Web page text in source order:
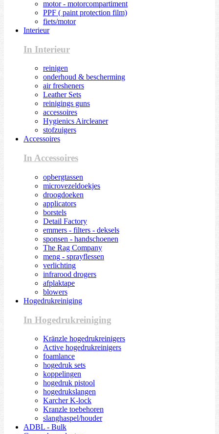
motor - motorcompartiment
PPF ( paint protection film)
fiets/motor
Interieur
In Interieur
reinigen
onderhoud & bescherming
air fresheners
Leather Sets
reinigings guns
accessoires
Hygienics Aircleaner
stofzuigers
Accessoires
In Accessoires
opbergtassen
microvezeldoekjes
droogdoeken
applicators
borstels
Detail Factory
emmers - filters - deksels
sponsen - handschoenen
The Rag Company
meng - sprayflessen
verlichting
infrarood drogers
afplaktape
blowers
Hogedrukreiniging
In Hogedrukreiniging
Kränzle hogedrukreinigers
Active hogedrukreinigers
foamlance
hogedruk sets
koppelingen
hogedruk pistool
hogedrukslangen
Karcher K-lock
Kranzle toebehoren
slanghaspel/houder
ADBL - Bulk